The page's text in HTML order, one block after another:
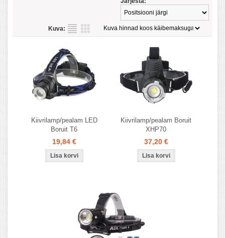
Kuva:
Kiivrilamp/pealam LED
Boruit T6
19,84 €
Kiivrilamp/pealam Boruit
XHP70
37,20 €